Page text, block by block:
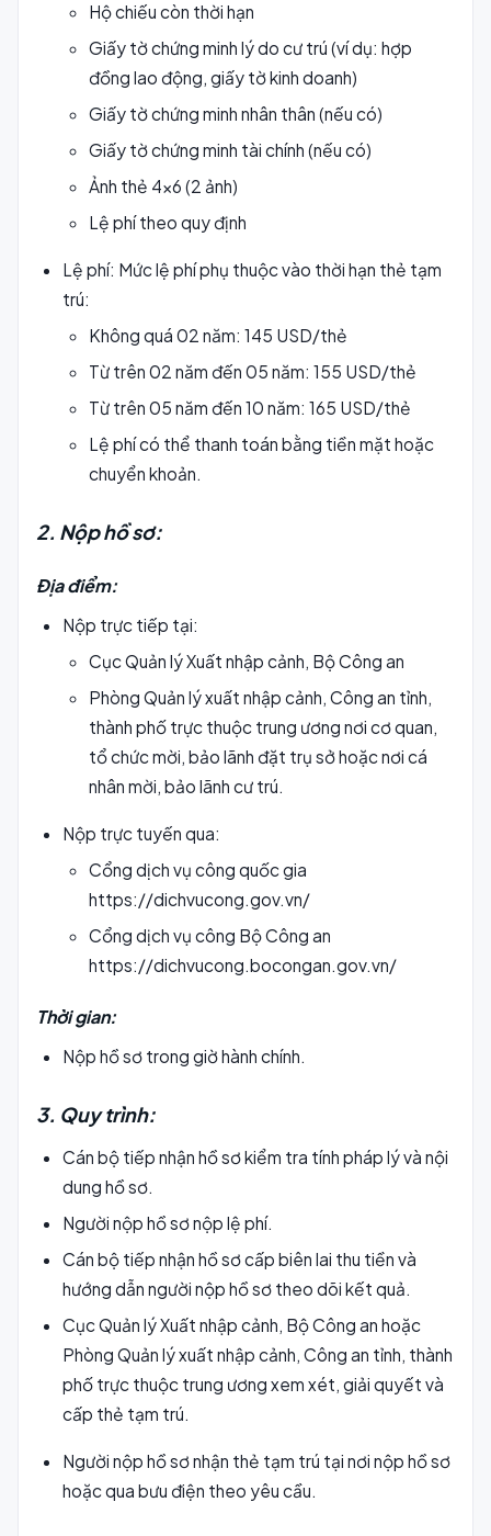
Hộ chiếu còn thời hạn
Giấy tờ chứng minh lý do cư trú (ví dụ: hợp
đồng lao động, giấy tờ kinh doanh)
Giấy tờ chứng minh nhân thân (nếu có)
Giấy tờ chứng minh tài chính (nếu có)
Ảnh thẻ 4x6 (2 ảnh)
Lệ phí theo quy định
Lệ phí: Mức lệ phí phụ thuộc vào thời hạn thẻ tạm
trú:
Không quá 02 năm: 145 USD/thẻ
Từ trên 02 năm đến 05 năm: 155 USD/thẻ
Từ trên 05 năm đến 10 năm: 165 USD/thẻ
Lệ phí có thể thanh toán bằng tiền mặt hoặc
chuyển khoản.
2. Nộp hồ sơ:
Địa điểm:
Nộp trực tiếp tại:
Cục Quản lý Xuất nhập cảnh, Bộ Công an
Phòng Quản lý xuất nhập cảnh, Công an tỉnh,
thành phố trực thuộc trung ương nơi cơ quan,
tổ chức mời, bảo lãnh đặt trụ sở hoặc nơi cá
nhân mời, bảo lãnh cư trú.
Nộp trực tuyến qua:
Cổng dịch vụ công quốc gia
https://dichvucong.gov.vn/
Cổng dịch vụ công Bộ Công an
https://dichvucong.bocongan.gov.vn/
Thời gian:
Nộp hồ sơ trong giờ hành chính.
3. Quy trình:
Cán bộ tiếp nhận hồ sơ kiểm tra tính pháp lý và nội
dung hồ sơ.
Người nộp hồ sơ nộp lệ phí.
Cán bộ tiếp nhận hồ sơ cấp biên lai thu tiền và
hướng dẫn người nộp hồ sơ theo dõi kết quả.
Cục Quản lý Xuất nhập cảnh, Bộ Công an hoặc
Phòng Quản lý xuất nhập cảnh, Công an tỉnh, thành
phố trực thuộc trung ương xem xét, giải quyết và
cấp thẻ tạm trú.
Người nộp hồ sơ nhận thẻ tạm trú tại nơi nộp hồ sơ
hoặc qua bưu điện theo yêu cầu.